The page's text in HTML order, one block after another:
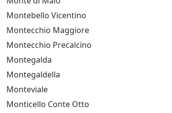
Montebello Vicentino
Montecchio Maggiore
Montecchio Precalcino
Montegalda
Montegaldella
Monteviale
Monticello Conte Otto